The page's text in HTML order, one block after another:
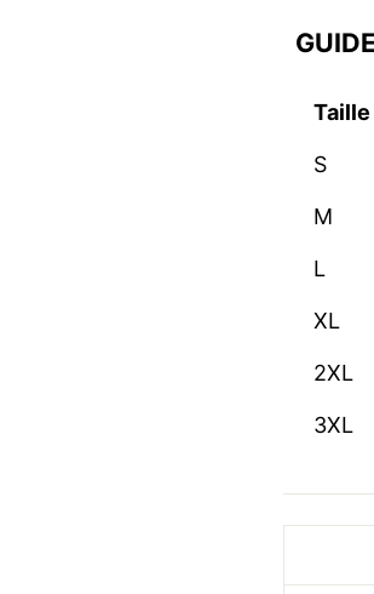
Taille
S
M
L
XL
2XL
3XL